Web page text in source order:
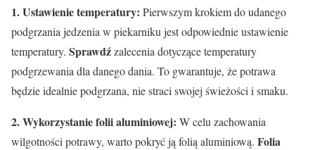
1. Ustawienie temperatury: Pierwszym krokiem do udanego
podgrzania jedzenia w piekarniku jest odpowiednie ustawienie
temperatury. Sprawdźzalecenia dotyczące temperatury
podgrzewania dla danego dania. To gwarantuje, że potrawa
będzie idealnie podgrzana, nie straci swojej świeżości i smaku.
2. Wykorzystanie folii aluminiowej: W celu zachowania
wilgotności potrawy, warto pokryć ją folią aluminiową. Folia